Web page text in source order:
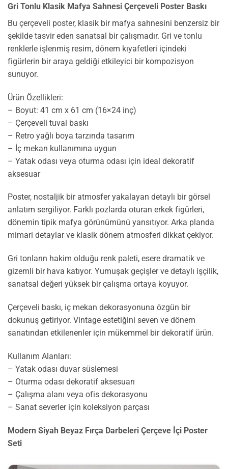
Gri Tonlu Klasik Mafya Sahnesi Çerçeveli Poster Baskı
Bu çerçeveli poster, klasik bir mafya sahnesini benzersiz bir
şekilde tasvir eden sanatsal bir çalışmadır. Gri ve tonlu
renklerle işlenmiş resim, dönem kıyafetleri içindeki
figürlerin bir araya geldiği etkileyici bir kompozisyon
sunuyor.
Ürün Özellikleri:
– Boyut: 41 cm x 61 cm (16×24 inç)
– Çerçeveli tuval baskı
– Retro yağlı boya tarzında tasarım
– İç mekan kullanımına uygun
– Yatak odası veya oturma odası için ideal dekoratif
aksesuar
Poster, nostaljik bir atmosfer yakalayan detaylı bir görsel
anlatım sergiliyor. Farklı pozlarda oturan erkek figürleri,
dönemin tipik mafya görünümünü yansıtıyor. Arka planda
mimari detaylar ve klasik dönem atmosferi dikkat çekiyor.
Gri tonların hakim olduğu renk paleti, esere dramatik ve
gizemli bir hava katıyor. Yumuşak geçişler ve detaylı işçilik,
sanatsal değeri yüksek bir çalışma ortaya koyuyor.
Çerçeveli baskı, iç mekan dekorasyonuna özgün bir
dokunuş getiriyor. Vintage estetiğini seven ve dönem
sanatından etkilenenler için mükemmel bir dekoratif ürün.
Kullanım Alanları:
– Yatak odası duvar süslemesi
– Oturma odası dekoratif aksesuarı
– Çalışma alanı veya ofis dekorasyonu
– Sanat severler için koleksiyon parçası
Modern Siyah Beyaz Fırça Darbeleri Çerçeve İçi Poster
Seti